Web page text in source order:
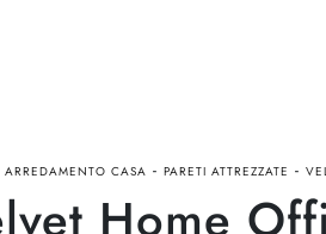
ARREDAMENTO CASA - PARETI ATTREZZATE -
Home